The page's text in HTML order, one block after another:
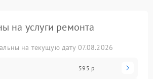
на услуги ремонта
на текущую дату 07.08.2026
595 р